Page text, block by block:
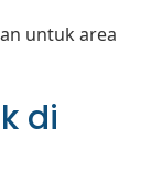
untuk area
di